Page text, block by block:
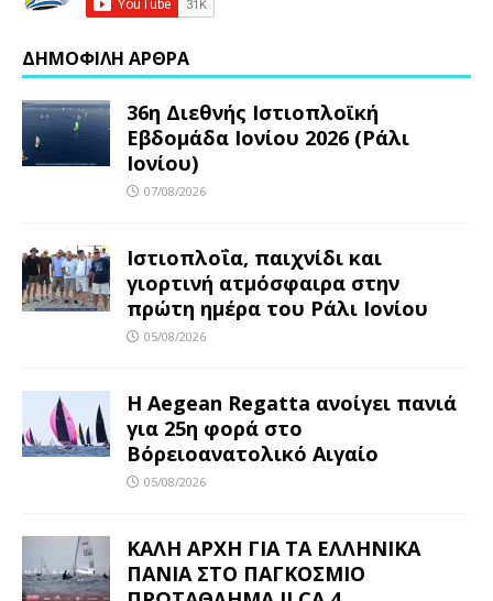
ΔΗΜΟΦΙΛΗ ΑΡΘΡΑ
36η Διεθνής Ιστιοπλοϊκή
Εβδομάδα Ιονίου 2026 (Ράλι
Ιονίου)
07/08/2026
Ιστιοπλοΐα, παιχνίδι και
γιορτινή ατμόσφαιρα στην
πρώτη ημέρα του Ράλι Ιονίου
05/08/2026
Η Aegean Regatta ανοίγει πανιά
για 25η φορά στο
Βόρειοανατολικό Αιγαίο
05/08/2026
ΚΑΛΗ ΑΡΧΗ ΓΙΑ ΤΑ ΕΛΛΗΝΙΚΑ
ΠΑΝΙΑ ΣΤΟ ΠΑΓΚΟΣΜΙΟ